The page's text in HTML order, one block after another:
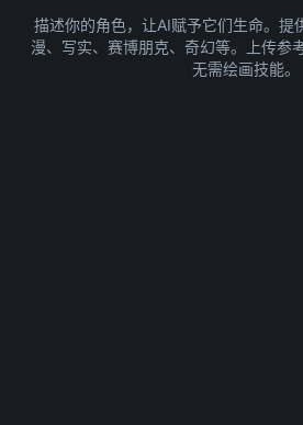
描述你的角色，让AI赋予它们生命。提
漫、写实、赛博朋克、奇幻等。上传参
无需绘画技能。